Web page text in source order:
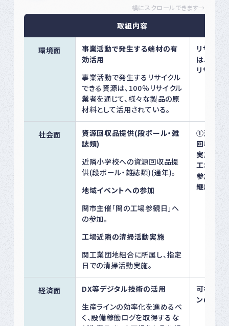
横にスクロールできます→
取組内容
環境面
事業活動で発生する端材の有
効活用
事業活動で発生するリサイクル
できる資源は、100％リサイクル
業者を通じて、様々な製品の原
材料として活用されている。
リサイク
は、これ
リサイク
社会面
資源回収品提供(段ボール・雑
誌類)
近隣小学校への資源回収品提
供(段ボール・雑誌類)(通年)。
地域イベントへの参加
関市主催「関の工場参観日」へ
の参加。
工場近隣の清掃活動実施
関工業団地組合に所属し、指定
日での清掃活動実施。
①近隣小
回収品提
実施 ②関
工場参観
参加 ③清
継続実施
経済面
DX等デジタル技術の活用
生産ラインの効率化を進めるべ
く、設備稼働ログを取得するな
可視化
ンの対象